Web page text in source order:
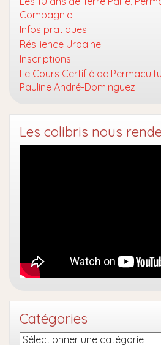
Compagnie
Infos pratiques
Résilience Urbaine
Inscriptions
Le Cours Certifié de
Pauline André-Dominguez
Les colibris nous
Catégories
Catégories